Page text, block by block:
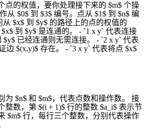
点的权值，要你处理接下来的 $m$ 个操
从 $0$ 到 $3$ 编号。点从 $1$ 到 $n$ 编
从 $x$ 到 $y$ 的路径上的点的权值的
到 $y$ 是连通的。 - `1 x y` 代表连接
$y$ 已经连通则无需连接。 - `2 x y` 代表
边 $(x,y)$ 存在。 - `3 x y` 代表将点 $x$
为 $n$ 和 $m$，代表点数和操作数。 接
整数，第 $(i + 1)$ 行的整数 $a_i$ 表示节
$m$ 行，每行三个整数，分别代表操作